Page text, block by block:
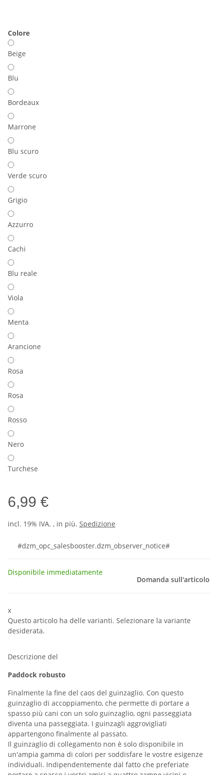
Colore
Beige
Blu
Bordeaux
Marrone
Blu scuro
Verde scuro
Grigio
Azzurro
Cachi
Blu reale
Viola
Menta
Arancione
Rosa
Rosa
Rosso
Nero
Turchese
6,99 €
incl. 19% IVA. , in più. Spedizione
#dzm_opc_salesbooster.dzm_observer_notice#
Disponibile immediatamente
Domanda sull'articolo
x
Questo articolo ha delle varianti. Selezionare la variante
desiderata.
Descrizione del
Paddock robusto
Finalmente la fine del caos del guinzaglio. Con questo
guinzaglio di accoppiamento, che permette di portare a
spasso più cani con un solo guinzaglio, ogni passeggiata
diventa una passeggiata. I guinzagli aggrovigliati
appartengono finalmente al passato.
Il guinzaglio di collegamento non è solo disponibile in
un'ampia gamma di colori per soddisfare le vostre esigenze
individuali. Indipendentemente dal fatto che preferiate